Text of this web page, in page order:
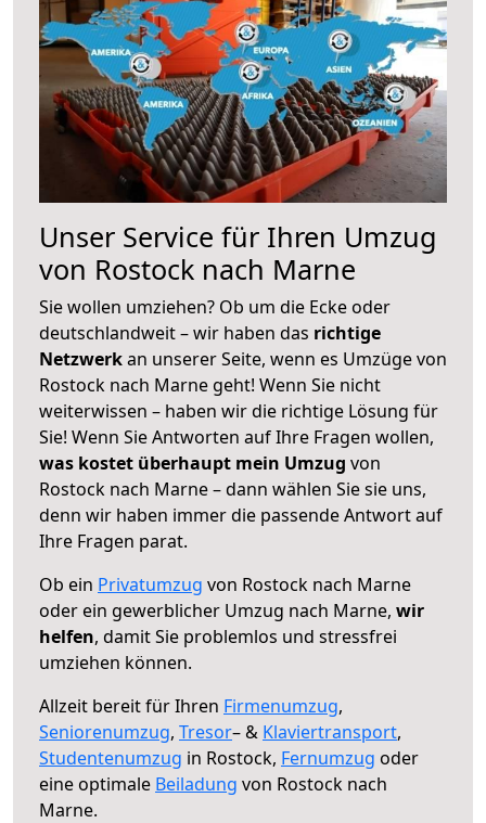
Unser Service für Ihren Umzug
von Rostock nach Marne
Sie wollen umziehen? Ob um die Ecke oder
deutschlandweit – wir haben das richtige
Netzwerkan unserer Seite, wenn es Umzüge von
Rostock nach Marne geht! Wenn Sie nicht
weiterwissen – haben wir die richtige Lösung für
Sie! Wenn Sie Antworten auf Ihre Fragen wollen,
was kostet überhaupt mein Umzug von
Rostock nach Marne – dann wählen Sie sie uns,
denn wir haben immer die passende Antwort auf
Ihre Fragen parat.
Ob ein Privatumzug von Rostock nach Marne
oder ein gewerblicher Umzug nach Marne, wir
helfen, damit Sie problemlos und stressfrei
umziehen können.
Allzeit bereit für Ihren Firmenumzug,
Seniorenumzug, Tresor– & Klaviertransport,
Studentenumzug in Rostock, Fernumzug oder
eine optimale Beiladung von Rostock nach
Marne.